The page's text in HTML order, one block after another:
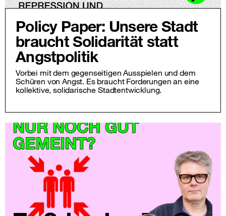
Policy Paper: Unsere Stadt
braucht Solidarität statt
Angstpolitik
Vorbei mit dem gegenseitigen Ausspielen und dem
Schüren von Angst. Es braucht Forderungen an eine
kollektive, solidarische Stadtentwicklung.